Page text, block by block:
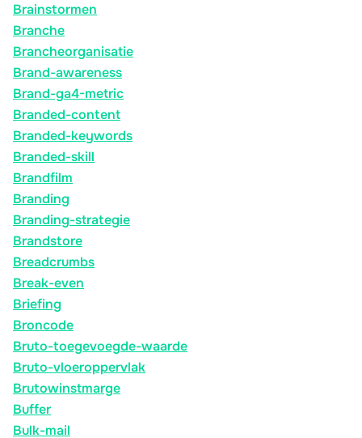
Brainstormen
Branche
Brancheorganisatie
Brand-awareness
Brand-ga4-metric
Branded-content
Branded-keywords
Branded-skill
Brandfilm
Branding
Branding-strategie
Brandstore
Breadcrumbs
Break-even
Briefing
Broncode
Bruto-toegevoegde-waarde
Bruto-vloeroppervlak
Brutowinstmarge
Buffer
Bulk-mail